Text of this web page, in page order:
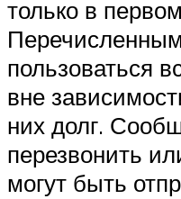
только в
пользоваться
вне
них долг.
перезвонить
могут быть